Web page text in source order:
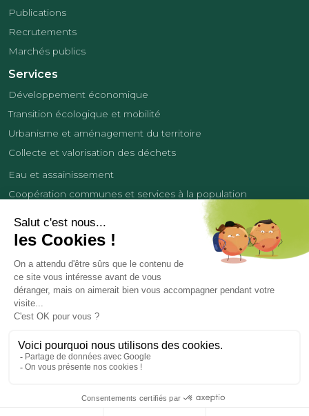
Publications
Recrutements
Marchés publics
Services
Développement économique
Transition écologique et mobilité
Urbanisme et aménagement du territoire
Collecte et valorisation des déchets
Eau et assainissement
Coopération communes et services à la population
Développement économique
Contact Tourisme
Politique de confidentialité
Mentions légales
Demande de données personnelles
© COMMUNAUTÉ DE COMMUNES DES LISIÈRES DE L’OISE